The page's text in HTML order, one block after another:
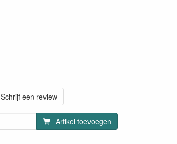
Schrijf een review
Artikel toevoegen